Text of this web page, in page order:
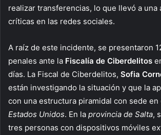
realizar transferencias, lo que llevó a una
críticas en las redes sociales.
A raíz de este incidente, se presentaron
penales ante la Fiscalía de Ciberdelitos
días. La Fiscal de Ciberdelitos, Sofia
están investigando la situación y que la
con una estructura piramidal con sede en
Estados Unidos. En la provincia de Salta,
tres personas con dispositivos móviles